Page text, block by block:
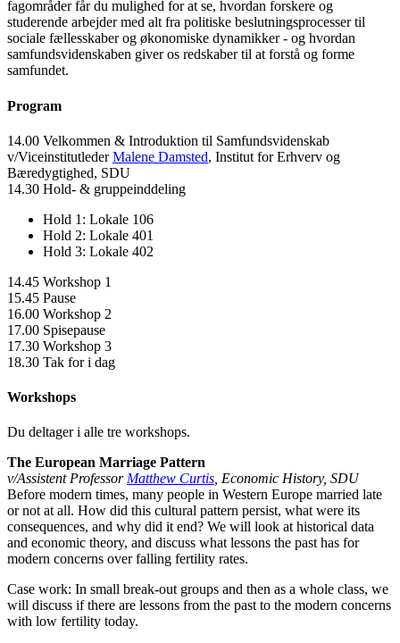
fagområder får du mulighed for at se, hvordan forskere og
studerende arbejder med alt fra politiske beslutningsprocesser til
sociale fællesskaber og økonomiske dynamikker - og hvordan
samfundsvidenskaben giver os redskaber til at forstå og forme
samfundet.
Program
14.00 Velkommen & Introduktion til Samfundsvidenskab
v/ViceinstitutlederMalene Damsted, Institut for Erhverv og
Bæredygtighed, SDU
14.30 Hold- & gruppeinddeling
Hold 1: Lokale 106
Hold 2: Lokale 401
Hold 3: Lokale 402
14.45 Workshop 1
15.45 Pause
16.00 Workshop 2
17.00 Spisepause
17.30 Workshop 3
18.30 Tak for i dag
Workshops
Du deltager i alle tre workshops.
The European Marriage Pattern
v/Assistent ProfessorMatthew Curtis, Economic History, SDU
Before modern times, many people in Western Europe married late
or not at all. How did this cultural pattern persist, what were its
consequences, and why did it end? We will look at historical data
and economic theory, and discuss what lessons the past has for
modern concerns over falling fertility rates.
Case work: In small break-out groups and then as a whole class, we
will discuss if there are lessons from the past to the modern concerns
with low fertility today.